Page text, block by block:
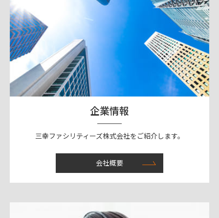
企業情報
三幸ファシリティーズ株式会社をご紹介します。
会社概要